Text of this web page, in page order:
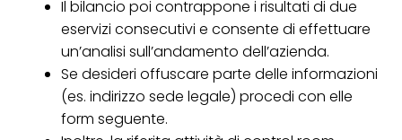
Il bilancio poi contrappone i risultati di due
eservizi consecutivi e consente di effettuare
un’analisi sull’andamento dell’azienda.
Se desideri offuscare parte delle informazioni
(es. indirizzo sede legale) procedi con elle
form seguente.